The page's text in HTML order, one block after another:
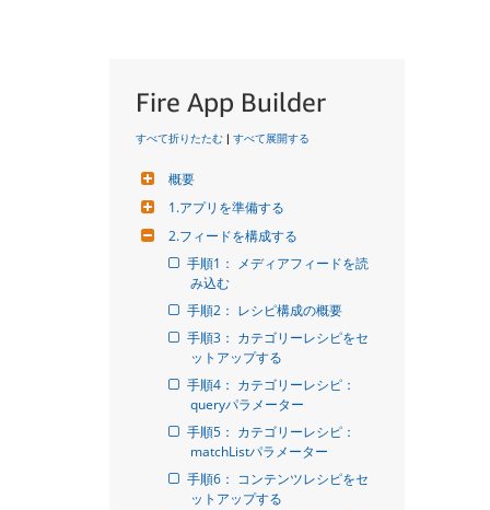
Fire App Builder
すべて折りたたむ | すべて展開する
概要
1.アプリを準備する
2.フィードを構成する
手順1： メディアフィードを読
み込む
手順2： レシピ構成の概要
手順3： カテゴリーレシピをセ
ットアップする
手順4： カテゴリーレシピ：
queryパラメーター
手順5： カテゴリーレシピ：
matchListパラメーター
手順6： コンテンツレシピをセ
ットアップする